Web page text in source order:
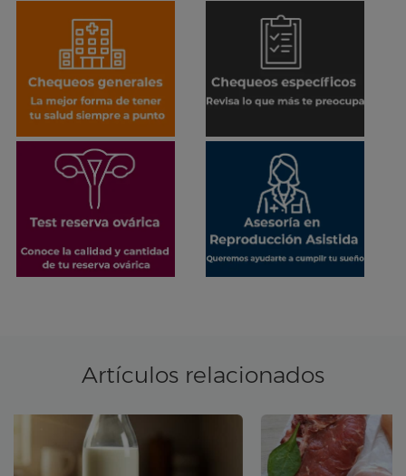
Artículos relacionados